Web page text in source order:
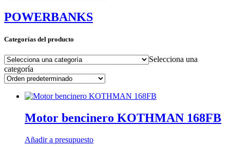
POWERBANKS
Categorías del producto
Selecciona una
categoría
Motor bencinero KOTHMAN 168FB
Añadir a presupuesto